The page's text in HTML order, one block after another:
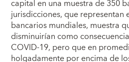
capital en una muestra de 350
jurisdicciones, que representan
bancarios mundiales, muestra
disminuirían como
COVID-19, pero que en
holgadamente por encima de